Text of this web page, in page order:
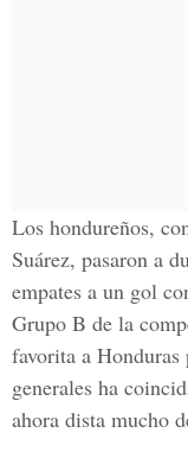
Los hondureños,
Suárez, pasaron a
empates a un gol
Grupo B de la
favorita a
generales ha
ahora dista mucho